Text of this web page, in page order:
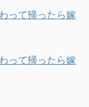
って帰ったら嫁
って帰ったら嫁